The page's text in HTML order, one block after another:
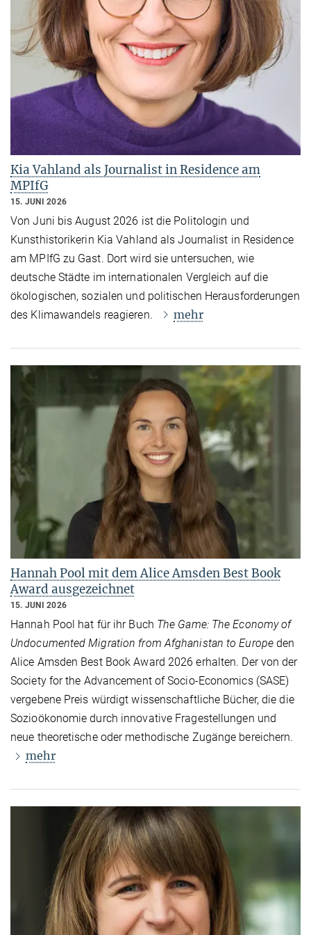
Kia Vahland als Journalist in Residence am
MPIfG
15. JUNI 2026
Von Juni bis August 2026 ist die Politologin und
Kunsthistorikerin Kia Vahland als Journalist in Residence
am MPIfG zu Gast. Dort wird sie untersuchen, wie
deutsche Städte im internationalen Vergleich auf die
ökologischen, sozialen und politischen Herausforderungen
des Klimawandels reagieren.
mehr
Hannah Pool mit dem Alice Amsden Best Book
Award ausgezeichnet
15. JUNI 2026
Hannah Pool hat für ihr Buch The Game: The Economy of
Undocumented Migration from Afghanistan to Europeden
Alice Amsden Best Book Award 2026 erhalten. Der von der
Society for the Advancement of Socio-Economics (SASE)
vergebene Preis würdigt wissenschaftliche Bücher, die die
Sozioökonomie durch innovative Fragestellungen und
neue theoretische oder methodische Zugänge bereichern.
mehr